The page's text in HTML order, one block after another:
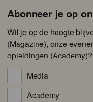
Abonneer je op
Wil je op de hoogte
(Magazine), onze
opleidingen (Academy)?
Media
Academy